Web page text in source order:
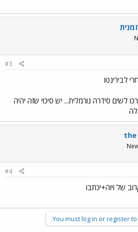
#3
לבירינטו
לשים סידרה נורמלית... יש סיכוי שזה יהיה
#4
של ויוה+יכתבו
You must log in or register